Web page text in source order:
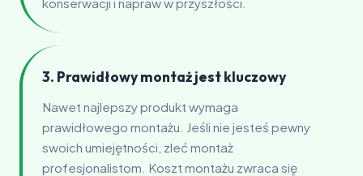
3. Prawidłowy montaż jest kluczowy
Nawet najlepszy produkt wymaga
prawidłowego montażu. Jeśli nie jesteś pewny
swoich umiejętności, zleć montaż
profesjonalistom. Koszt montażu zwraca się